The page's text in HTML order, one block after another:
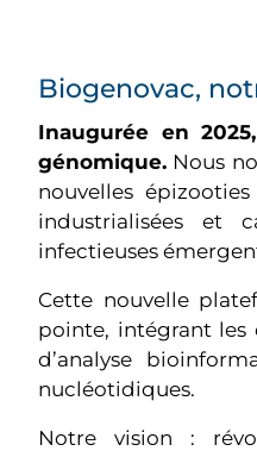
Biogenovac,
Inaugurée en
génomique. Nous
nouvelles
industrialisées et
infectieuses
Cette nouvelle
pointe, intégrant les
d’analyse
nucléotidiques.
Notre vision :